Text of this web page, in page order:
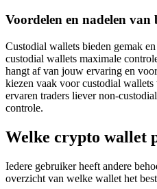
Voordelen en nadelen van
Custodial wallets bieden gemak
custodial wallets maximale
hangt af van jouw ervaring en
kiezen vaak voor custodial
ervaren traders liever non-
controle.
Welke crypto wallet
Iedere gebruiker heeft andere
overzicht van welke wallet het